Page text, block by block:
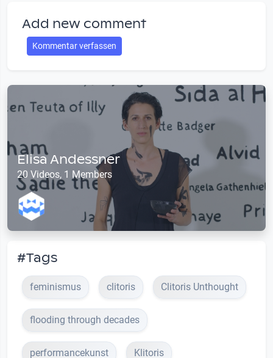
Add new comment
Kommentar verfassen
Elisa Andessner
20 Videos, 1 Members
#Tags
feminismus clitoris Clitoris Unthought
flooding through decades
performancekunst Klitoris